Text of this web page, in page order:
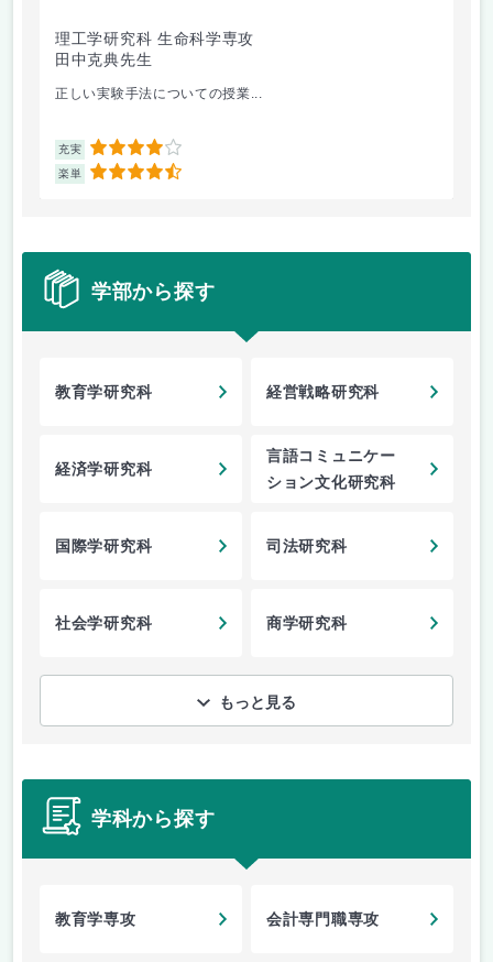
理工学研究科 生命科学専攻
田中克典先生
正しい実験手法についての授業...
充実 4
楽単 4.5
学部から探す
教育学研究科 経営戦略研究科
経済学研究科
言語コミュニケー
ション文化研究科
国際学研究科 司法研究科
社会学研究科 商学研究科
もっと見る
学科から探す
教育学専攻 会計専門職専攻